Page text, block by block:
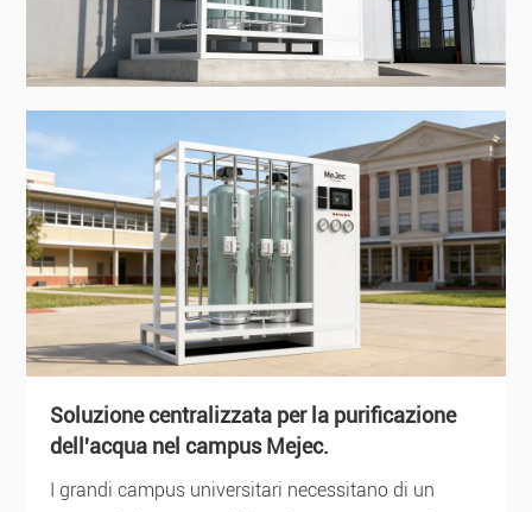
Soluzione centralizzata per la purificazione
dell'acqua nel campus Mejec.
I grandi campus universitari necessitano di un